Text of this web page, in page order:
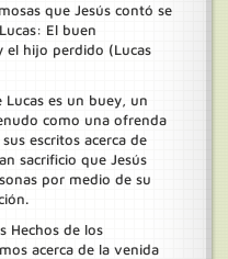
que Jesús contó se
El buen
el hijo perdido (Lucas
es un buey, un
como una ofrenda
escritos acerca de
sacrificio que Jesús
por medio de su
Hechos de los
acerca de la venida